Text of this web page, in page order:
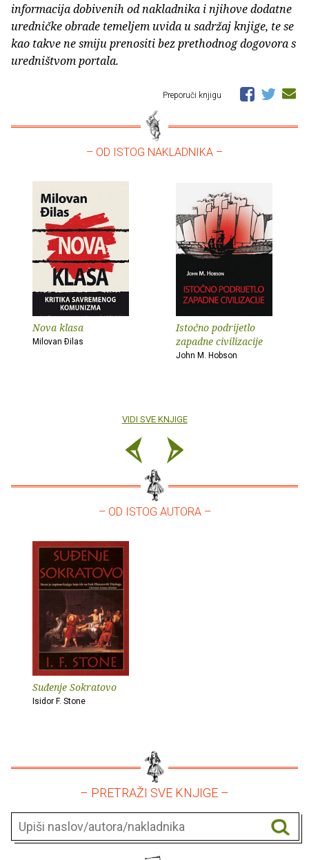
informacija dobivenih od nakladnika i njihove dodatne
uredničke obrade temeljem uvida u sadržaj knjige, te se
kao takve ne smiju prenositi bez prethodnog dogovora s
uredništvom portala.
Preporuči knjigu
– OD ISTOG NAKLADNIKA –
Nova klasa
Milovan Ðilas
Istočno podrijetlo
zapadne civilizacije
John M. Hobson
VIDI SVE KNJIGE
– OD ISTOG AUTORA –
Suđenje Sokratovo
Isidor F. Stone
– PRETRAŽI SVE KNJIGE –